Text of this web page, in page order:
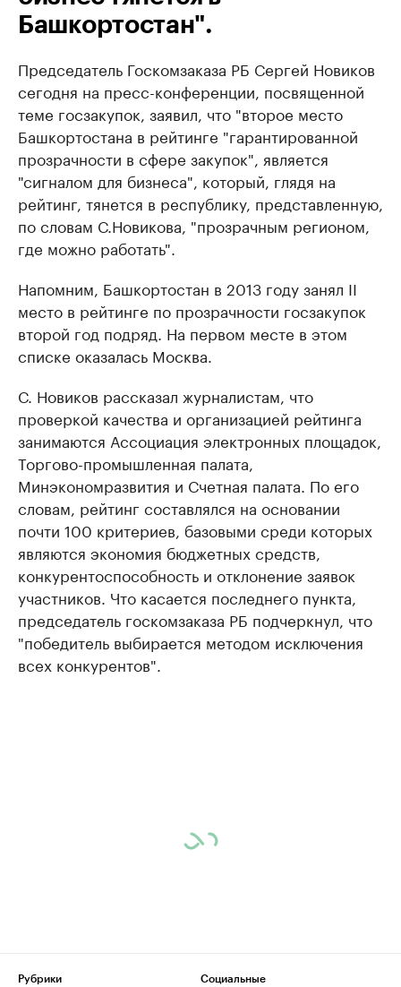
Башкортостан".
Председатель Госкомзаказа РБ Сергей Новиков
сегодня на пресс-конференции, посвященной
теме госзакупок, заявил, что "второе место
Башкортостана в рейтинге "гарантированной
прозрачности в сфере закупок", является
"сигналом для бизнеса", который, глядя на
рейтинг, тянется в республику, представленную,
по словам С.Новикова, "прозрачным регионом,
где можно работать".
Напомним, Башкортостан в 2013 году занял II
место в рейтинге по прозрачности госзакупок
второй год подряд. На первом месте в этом
списке оказалась Москва.
С. Новиков рассказал журналистам, что
проверкой качества и организацией рейтинга
занимаются Ассоциация электронных площадок,
Торгово-промышленная палата,
Минэкономразвития и Счетная палата. По его
словам, рейтинг составлялся на основании
почти 100 критериев, базовыми среди которых
являются экономия бюджетных средств,
конкурентоспособность и отклонение заявок
участников. Что касается последнего пункта,
председатель госкомзаказа РБ подчеркнул, что
"победитель выбирается методом исключения
всех конкурентов".
Рубрики
Социальные